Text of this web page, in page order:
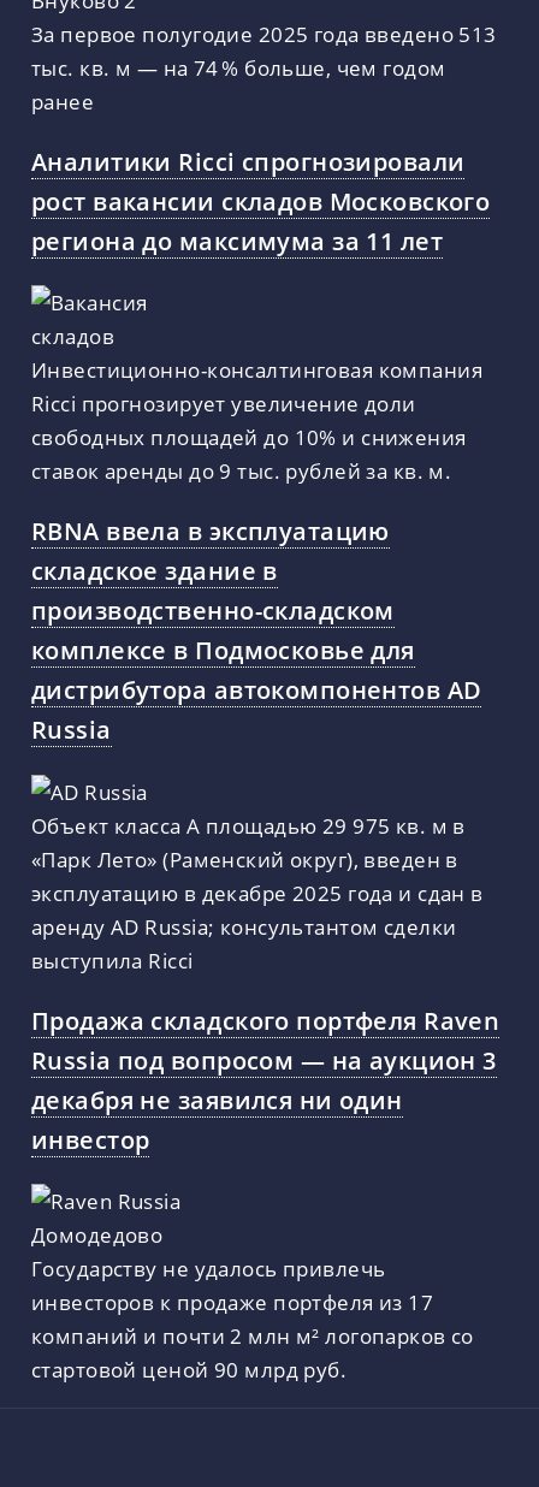
За первое полугодие 2025 года введено 513
тыс. кв. м — на 74 % больше, чем годом
ранее
Аналитики Ricci спрогнозировали
рост вакансии складов Московского
региона до максимума за 11 лет
Инвестиционно-консалтинговая компания
Ricci прогнозирует увеличение доли
свободных площадей до 10% и снижения
ставок аренды до 9 тыс. рублей за кв. м.
RBNA ввела в эксплуатацию
складское здание в
производственно-складском
комплексе в Подмосковье для
дистрибутора автокомпонентов AD
Russia
Объект класса А площадью 29 975 кв. м в
«Парк Лето» (Раменский округ), введен в
эксплуатацию в декабре 2025 года и сдан в
аренду AD Russia; консультантом сделки
выступила Ricci
Продажа складского портфеля Raven
Russia под вопросом — на аукцион 3
декабря не заявился ни один
инвестор
Государству не удалось привлечь
инвесторов к продаже портфеля из 17
компаний и почти 2 млн м² логопарков со
стартовой ценой 90 млрд руб.